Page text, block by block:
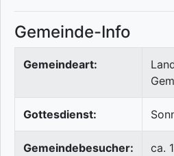
Gemeinde-Info
Gemeindeart:
Gottesdienst:
Gemeindebesucher: ca.